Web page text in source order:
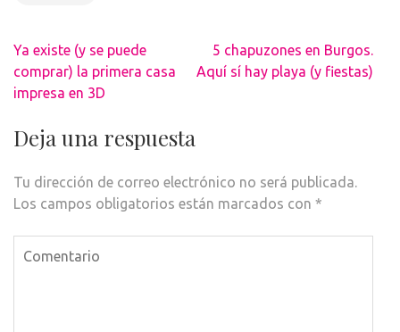
Navegación
de
entradas
Ya existe (y se puede
comprar) la primera casa
impresa en 3D
5 chapuzones en Burgos.
Aquí sí hay playa (y fiestas)
Deja una respuesta
Tu dirección de correo electrónico no será publicada.
Los campos obligatorios están marcados con *